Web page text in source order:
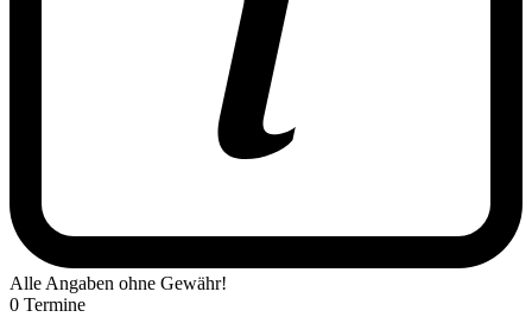
Alle Angaben ohne Gewähr!
0 Termine